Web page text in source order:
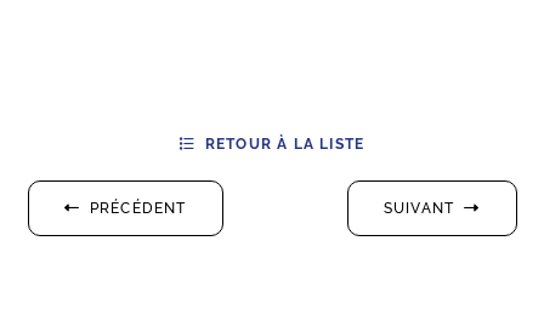
PRÉCÉDENT
RETOUR À LA LISTE
SUIVANT